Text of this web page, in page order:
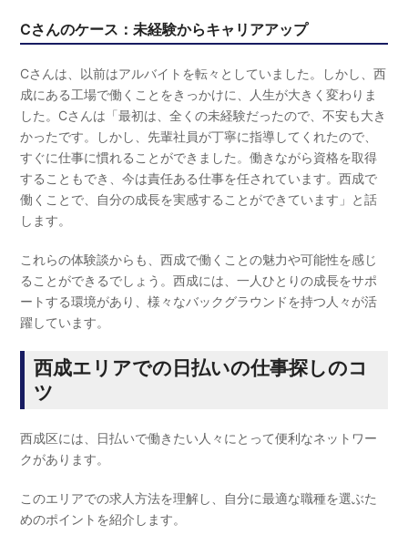
Cさんのケース：未経験からキャリアアップ
Cさんは、以前はアルバイトを転々としていました。しかし、西
成にある工場で働くことをきっかけに、人生が大きく変わりま
した。Cさんは「最初は、全くの未経験だったので、不安も大き
かったです。しかし、先輩社員が丁寧に指導してくれたので、
すぐに仕事に慣れることができました。働きながら資格を取得
することもでき、今は責任ある仕事を任されています。西成で
働くことで、自分の成長を実感することができています」と話
します。
これらの体験談からも、西成で働くことの魅力や可能性を感じ
ることができるでしょう。西成には、一人ひとりの成長をサポ
ートする環境があり、様々なバックグラウンドを持つ人々が活
躍しています。
西成エリアでの日払いの仕事探しのコ
ツ
西成区には、日払いで働きたい人々にとって便利なネットワー
クがあります。
このエリアでの求人方法を理解し、自分に最適な職種を選ぶた
めのポイントを紹介します。